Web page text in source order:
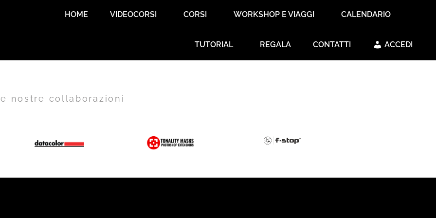
HOME VIDEOCORSI CORSI WORKSHOP E VIAGGI CALENDARIO
TUTORIAL REGALA CONTATTI ACCEDI
nostre collaborazioni